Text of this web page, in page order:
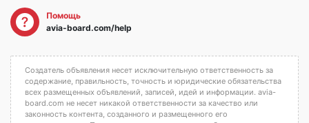
Помощь
avia-board.com/help
Создатель объявления несет исключительную ответственность за
содержание, правильность, точность и юридические обязательства
всех размещенных объявлений, записей, идей и информации. avia-
board.com не несет никакой ответственности за качество или
законность контента, созданного и размещенного его